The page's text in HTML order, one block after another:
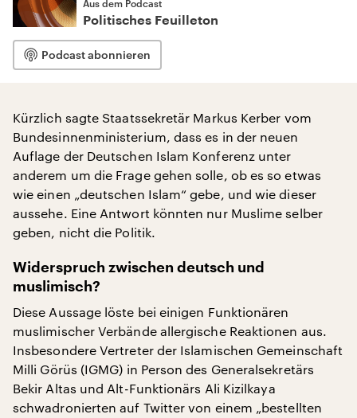
Aus dem Podcast
Politisches Feuilleton
Podcast abonnieren
Kürzlich sagte Staatssekretär Markus Kerber vom
Bundesinnenministerium, dass es in der neuen
Auflage der Deutschen Islam Konferenz unter
anderem um die Frage gehen solle, ob es so etwas
wie einen „deutschen Islam“ gebe, und wie dieser
aussehe. Eine Antwort könnten nur Muslime selber
geben, nicht die Politik.
Widerspruch zwischen deutsch und
muslimisch?
Diese Aussage löste bei einigen Funktionären
muslimischer Verbände allergische Reaktionen aus.
Insbesondere Vertreter der Islamischen Gemeinschaft
Milli Görüs (IGMG) in Person des Generalsekretärs
Bekir Altas und Alt-Funktionärs Ali Kizilkaya
schwadronierten auf Twitter von einem „bestellten